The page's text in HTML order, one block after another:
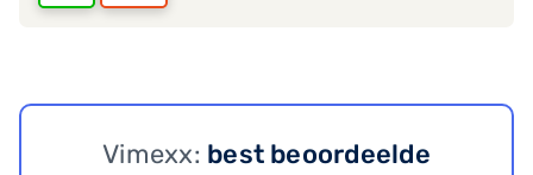
Vimexx: best beoordeelde